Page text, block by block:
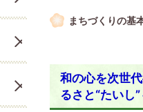
まちづくりの基
和の心を次世
るさと“たいし”